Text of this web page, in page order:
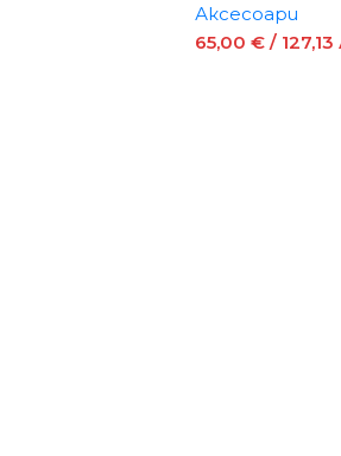
Аксесоари
65,00 € / 127,13